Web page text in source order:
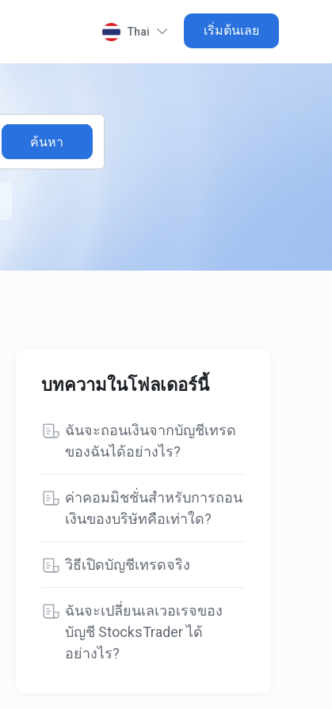
Thai เริ่มต้นเลย
บทความในโฟลเดอร์นี้
ฉันจะถอนเงินจากบัญชีเทรด
ของฉันได้อย่างไร?
ค่าคอมมิชชั่นสำหรับการถอน
เงินของบริษัทคือเท่าใด?
วิธีเปิดบัญชีเทรดจริง
ฉันจะเปลี่ยนเลเวอเรจของ
บัญชี StocksTrader ได้
อย่างไร?